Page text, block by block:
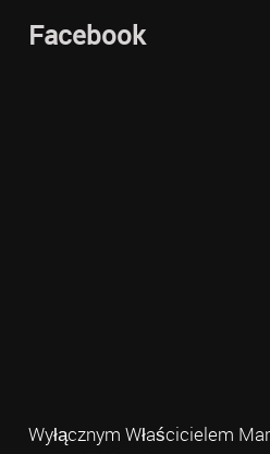
Facebook
Wyłącznym Właścicielem